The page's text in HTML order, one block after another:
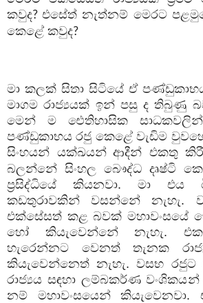
කවුද?එසේත් නැත්නම් මෙරට
කෙළේ කවුද?
මා කලක් සිතා සිටියේ ඒ
මාගම රාජ්‍යයක් ඉන් පසු ද තිබුණු
මෙන් ම ඓතිහාසික සාධකවලින්
පණ්ඩුකාභය රජු කෙළේ වැඩිම
සිංහයන් යක්ඛයන් ආදීන් එකතු
බලන්නේ සිංහල බෞද්ධ දෘෂ්ටි
ප්‍රසිද්ධියේ කියනවා. මා එය
කඩතුරාවකින් වසන්නේ නැහැ.
එක්සේසත් කළ බවක් මහාවංසයේ
හෝ කියැවෙන්නේ නැහැ.
හැරෙන්නට වෙනත් තැනක
කියැවෙන්නෙත් නැහැ. වසභ
රාජ්‍යය සඳහා ලම්බකර්ණ
නම් මහාවංසයෙන්